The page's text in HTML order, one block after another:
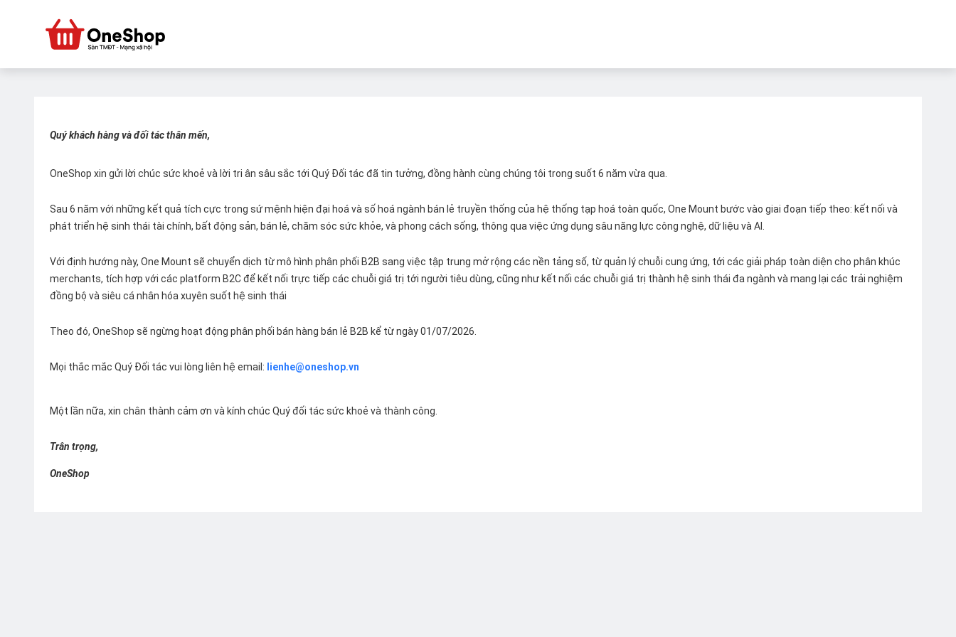
Quý khách hàng và đối tác thân mến,
OneShop xin gửi lời chúc sức khoẻ và lời tri ân sâu sắc tới Quý Đối tác đã tin tưởng, đồng hành cùng chúng tôi trong suốt 6 năm vừa qua.
Sau 6 năm với những kết quả tích cực trong sứ mệnh hiện đại hoá và số hoá ngành bán lẻ truyền thống của hệ thống tạp hoá toàn quốc, One Mount bước vào giai đoạn tiếp theo: kết nối và
phát triển hệ sinh thái tài chính, bất động sản, bán lẻ, chăm sóc sức khỏe, và phong cách sống, thông qua việc ứng dụng sâu năng lực công nghệ, dữ liệu và AI.
Với định hướng này, One Mount sẽ chuyển dịch từ mô hình phân phối B2B sang việc tập trung mở rộng các nền tảng số, từ quản lý chuỗi cung ứng, tới các giải pháp toàn diện cho phân khúc
merchants, tích hợp với các platform B2C để kết nối trực tiếp các chuỗi giá trị tới người tiêu dùng, cũng như kết nối các chuỗi giá trị thành hệ sinh thái đa ngành và mang lại các trải nghiệm
đồng bộ và siêu cá nhân hóa xuyên suốt hệ sinh thái
Theo đó, OneShop sẽ ngừng hoạt động phân phối bán hàng bán lẻ B2B kể từ ngày 01/07/2026.
Mọi thắc mắc Quý Đối tác vui lòng liên hệ email: lienhe@oneshop.vn
Một lần nữa, xin chân thành cảm ơn và kính chúc Quý đối tác sức khoẻ và thành công.
Trân trọng,
OneShop